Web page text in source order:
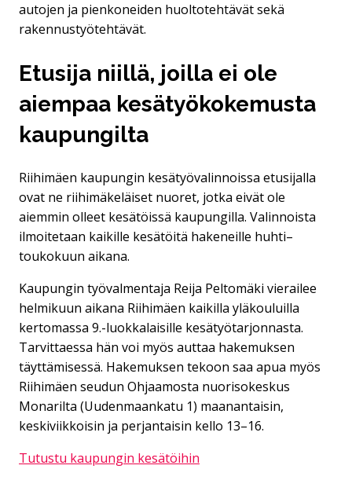
autojen ja pienkoneiden huoltotehtävät sekä
rakennustyötehtävät.
Etusija niillä, joilla ei ole
aiempaa kesätyökokemusta
kaupungilta
Riihimäen kaupungin kesätyövalinnoissa etusijalla
ovat ne riihimäkeläiset nuoret, jotka eivät ole
aiemmin olleet kesätöissä kaupungilla. Valinnoista
ilmoitetaan kaikille kesätöitä hakeneille huhti–
toukokuun aikana.
Kaupungin työvalmentaja Reija Peltomäki vierailee
helmikuun aikana Riihimäen kaikilla yläkouluilla
kertomassa 9.-luokkalaisille kesätyötarjonnasta.
Tarvittaessa hän voi myös auttaa hakemuksen
täyttämisessä. Hakemuksen tekoon saa apua myös
Riihimäen seudun Ohjaamosta nuorisokeskus
Monarilta (Uudenmaankatu 1) maanantaisin,
keskiviikkoisin ja perjantaisin kello 13–16.
Tutustu kaupungin kesätöihin